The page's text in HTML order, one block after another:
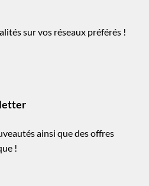
sur vos réseaux préférés !
ainsi que des offres
!